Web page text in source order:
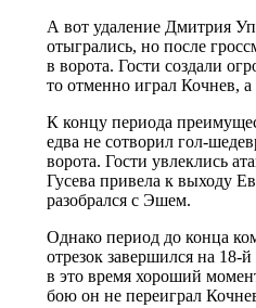
А вот удаление Дмитрия
отыгрались, но после
в ворота. Гости создали
то отменно играл Кочнев, а
К концу периода
едва не сотворил гол-
ворота. Гости увлеклись
Гусева привела к выходу
разобрался с Эшем.
Однако период до конца
отрезок завершился на 18-
в это время хороший
бою он не переиграл